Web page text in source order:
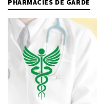
PHARMACIES DE GARDE